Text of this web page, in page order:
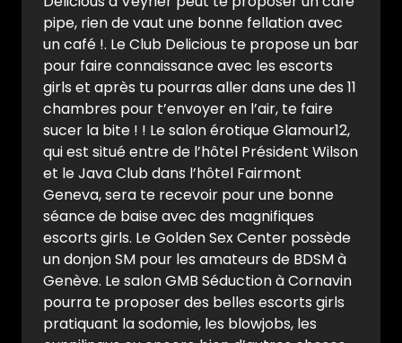
pipe, rien de vaut une bonne fellation avec
un café !. Le Club Delicious te propose un bar
pour faire connaissance avec les escorts
girls et après tu pourras aller dans une des 11
chambres pour t’envoyer en l’air, te faire
sucer la bite ! ! Le salon érotique Glamour12,
qui est situé entre de l’hôtel Président Wilson
et le Java Club dans l’hôtel Fairmont
Geneva, sera te recevoir pour une bonne
séance de baise avec des magnifiques
escorts girls. Le Golden Sex Center possède
un donjon SM pour les amateurs de BDSM à
Genève. Le salon GMB Séduction à Cornavin
pourra te proposer des belles escorts girls
pratiquant la sodomie, les blowjobs, les